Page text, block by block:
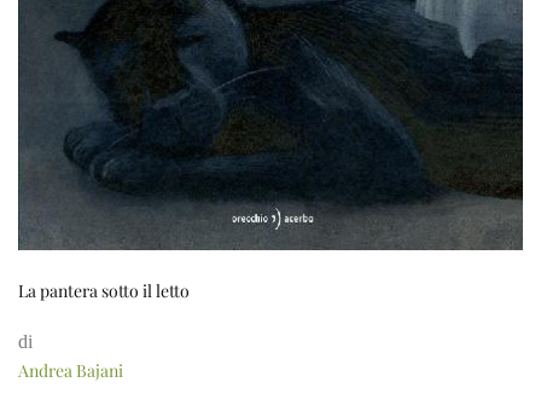
La pantera sotto il letto
di
Andrea Bajani